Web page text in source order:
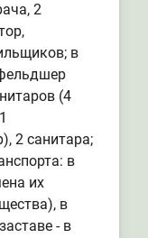
2
в
(4
2 санитара;
в
их
в
- в